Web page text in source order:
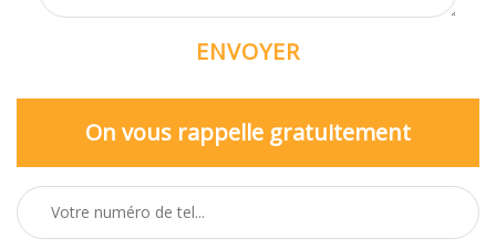
On vous rappelle gratuitement